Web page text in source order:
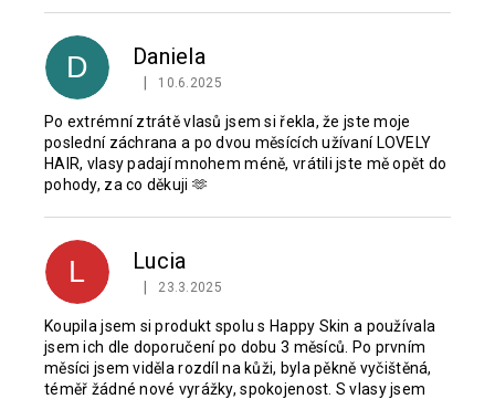
p
i
s
h
o
d
n
o
c
e
n
í
D Daniela
Hodnocení produktu je 5 z 5 hvězdiček.
| 10.6.2025
Po extrémní ztrátě vlasů jsem si řekla, že jste moje
poslední záchrana a po dvou měsících užívaní LOVELY
HAIR, vlasy padají mnohem méně, vrátili jste mě opět do
pohody, za co děkuji 🫶
L Lucia
Hodnocení produktu je 5 z 5 hvězdiček.
| 23.3.2025
Koupila jsem si produkt spolu s Happy Skin a používala
jsem ich dle doporučení po dobu 3 měsíců. Po prvním
měsíci jsem viděla rozdíl na kůži, byla pěkně vyčištěná,
téměř žádné nové vyrážky, spokojenost. S vlasy jsem